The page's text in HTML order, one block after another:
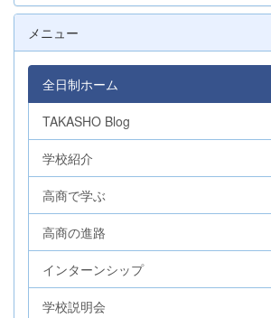
メニュー
全日制ホーム
TAKASHO Blog
学校紹介
高商で学ぶ
高商の進路
インターンシップ
学校説明会